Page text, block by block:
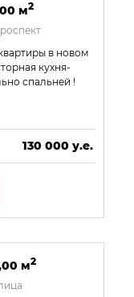
м2
в новом
кухня-
спальней !
130 000 у.е.
5 590 000 ₴
м2